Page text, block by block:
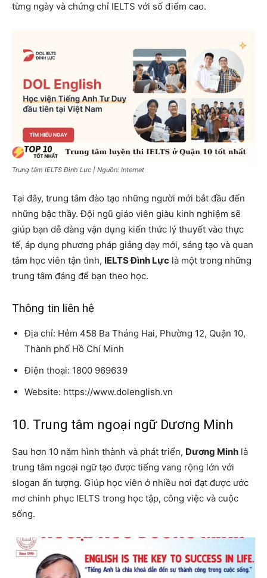
từng ngày và chứng chỉ IELTS với số điểm cao.
Trung tâm IELTS Đình Lực | Nguồn: Internet
Tại đây, trung tâm đào tạo những người mới bắt đầu đến
những bậc thầy. Đội ngũ giáo viên giàu kinh nghiệm sẽ
giúp bạn dễ dàng vận dụng kiến ​​thức lý thuyết vào thực
tế, áp dụng phương pháp giảng dạy mới, sáng tạo và quan
tâm học viên tận tình, IELTS Đình Lực là một trong những
trung tâm đáng để bạn theo học.
Thông tin liên hệ
Địa chỉ: Hẻm 458 Ba Tháng Hai, Phường 12, Quận 10,
Thành phố Hồ Chí Minh
Điện thoại: 1800 969639
Website: https://www.dolenglish.vn
10. Trung tâm ngoại ngữ Dương Minh
Sau hơn 10 năm hình thành và phát triển, Dương Minh là
trung tâm ngoại ngữ tạo được tiếng vang rộng lớn với
slogan ấn tượng. Giúp học viên ở nhiều nơi đạt được ước
mơ chinh phục IELTS trong học tập, công việc và cuộc
sống.